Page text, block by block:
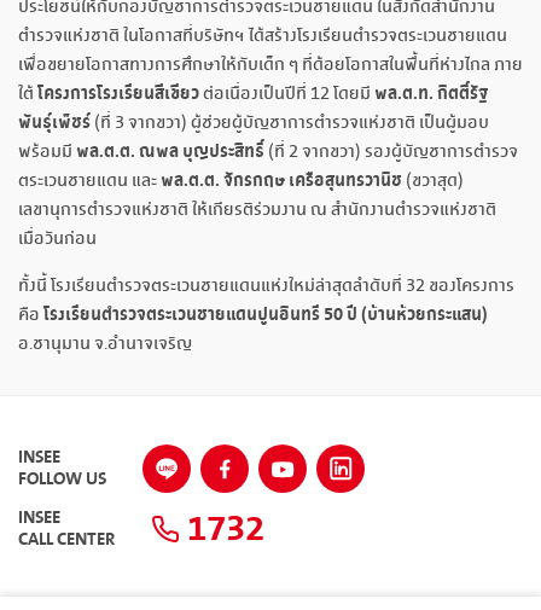
ประโยชน์ให้กับกองบัญชาการตำรวจตระเวนชายแดน ในสังกัดสำนักงาน
ตำรวจแห่งชาติ ในโอกาสที่บริษัทฯ ได้สร้างโรงเรียนตำรวจตระเวนชายแดน
เพื่อขยายโอกาสทางการศึกษาให้กับเด็ก ๆ ที่ด้อยโอกาสในพื้นที่ห่างไกล ภาย
ใต้โครงการโรงเรียนสีเขียวต่อเนื่องเป็นปีที่ 12 โดยมีพล.ต.ท. กิตติ์รัฐ
พันธุ์เพ็ชร์(ที่ 3 จากขวา) ผู้ช่วยผู้บัญชาการตำรวจแห่งชาติ เป็นผู้มอบ
พร้อมมีพล.ต.ต. ณพล บุญประสิทธิ์ (ที่ 2 จากขวา) รองผู้บัญชาการตำรวจ
ตระเวนชายแดน และพล.ต.ต. จักรกฤษ เครือสุนทรวานิช (ขวาสุด)
เลขานุการตำรวจแห่งชาติ ให้เกียรติร่วมงาน ณ สำนักงานตำรวจแห่งชาติ
เมื่อวันก่อน
ทั้งนี้ โรงเรียนตำรวจตระเวนชายแดนแห่งใหม่ล่าสุดลำดับที่ 32 ของโครงการ
คือโรงเรียนตำรวจตระเวนชายแดนปูนอินทรี50 ปี (บ้านห้วยกระแสน)
อ.ชานุมาน จ.อำนาจเจริญ
INSEE
FOLLOW US
INSEE
CALL CENTER 1732